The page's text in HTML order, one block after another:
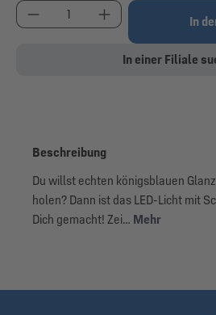
Produkt Anzahl: Gib den In
In einer Filiale
Beschreibung
Du willst echten königsblauen
holen? Dann ist das LED-Licht mit
Dich gemacht! Zei… Mehr